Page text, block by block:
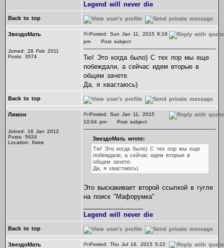
Legend will never die
Back to top
ЗвездоМать
Joined: 28 Feb 2011
Posts: 3574
Posted: Sun Jan 11, 2015 8:19
pm
Post subject:
Тю! Это когда было) С тех пор мы еще
побеждали, а сейчас идем вторые в
общем зачете.
Да, я хвастаюсь)
Back to top
Лимон
Joined: 16 Jan 2012
Posts: 5624
Location: Киев
Posted: Sun Jan 11, 2015
10:04 pm
Post subject:
ЗвездоМать wrote:
Тю! Это когда было) С тех пор мы еще
побеждали, а сейчас идем вторые в
общем зачете.
Да, я хвастаюсь)
Это выскакивает второй ссылкой в гугле
на поиск "Мафорумка"
Legend will never die
Back to top
ЗвездоМать
Posted: Thu Jul 16, 2015 5:22